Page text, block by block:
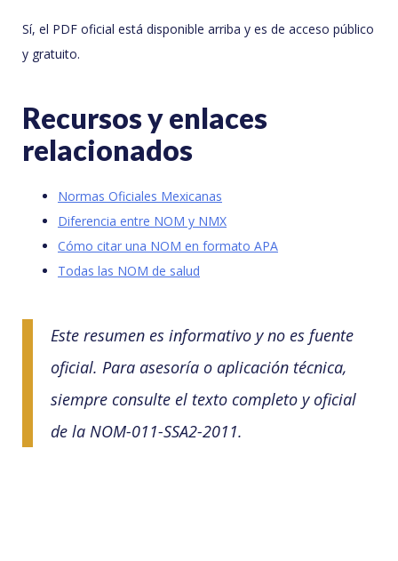
Sí, el PDF oficial está disponible arriba y es de acceso público
y gratuito.
Recursos y enlaces
relacionados
Normas Oficiales Mexicanas
Diferencia entre NOM y NMX
Cómo citar una NOM en formato APA
Todas las NOM de salud
Este resumen es informativo y no es fuente
oficial. Para asesoría o aplicación técnica,
siempre consulte el texto completo y oficial
de la NOM-011-SSA2-2011.